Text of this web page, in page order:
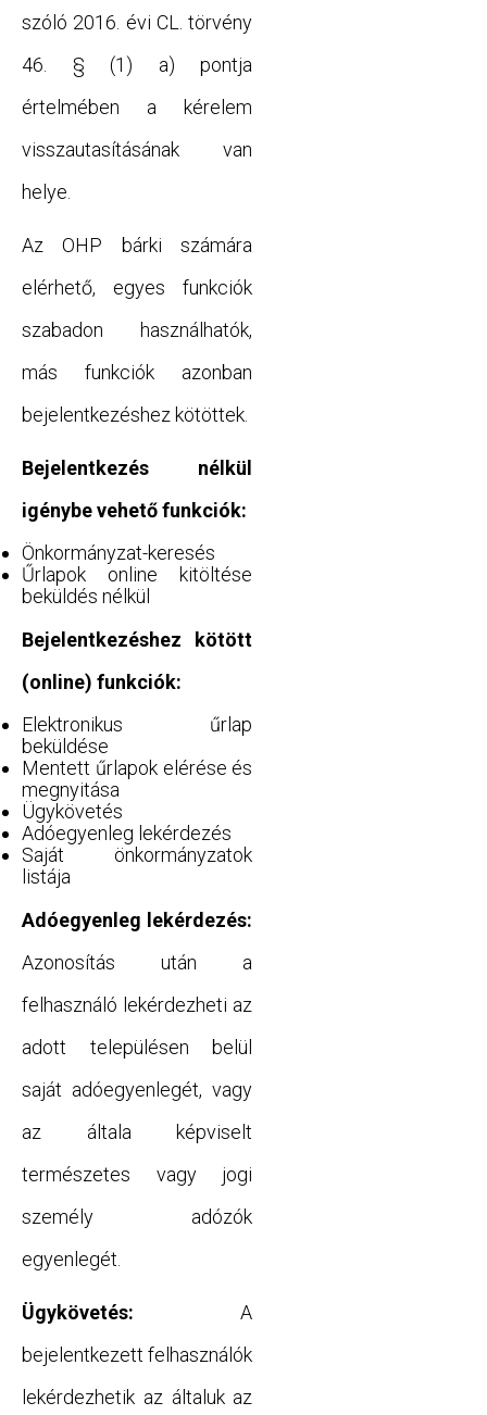
szóló 2016. évi CL. törvény
46. § (1) a) pontja
értelmében a kérelem
visszautasításának van
helye.
Az OHP bárki számára
elérhető, egyes funkciók
szabadon használhatók,
más funkciók azonban
bejelentkezéshez kötöttek.
Bejelentkezés nélkül
igénybe vehető funkciók:
Önkormányzat-keresés
Űrlapok online kitöltése
beküldés nélkül
Bejelentkezéshez kötött
(online) funkciók:
Elektronikus űrlap
beküldése
Mentett űrlapok elérése és
megnyitása
Ügykövetés
Adóegyenleg lekérdezés
Saját önkormányzatok
listája
Adóegyenleg lekérdezés:
Azonosítás után a
felhasználó lekérdezheti az
adott településen belül
saját adóegyenlegét, vagy
az általa képviselt
természetes vagy jogi
személy adózók
egyenlegét.
Ügykövetés: A
bejelentkezett felhasználók
lekérdezhetik az általuk az